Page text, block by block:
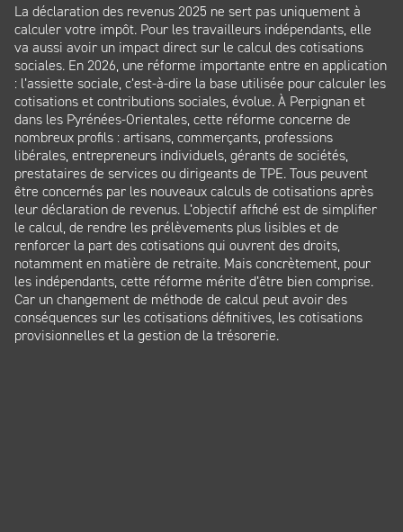
La déclaration des revenus 2025 ne sert pas uniquement à
calculer votre impôt. Pour les travailleurs indépendants, elle
va aussi avoir un impact direct sur le calcul des cotisations
sociales. En 2026, une réforme importante entre en application
: l’assiette sociale, c’est-à-dire la base utilisée pour calculer les
cotisations et contributions sociales, évolue. À Perpignan et
dans les Pyrénées-Orientales, cette réforme concerne de
nombreux profils : artisans, commerçants, professions
libérales, entrepreneurs individuels, gérants de sociétés,
prestataires de services ou dirigeants de TPE. Tous peuvent
être concernés par les nouveaux calculs de cotisations après
leur déclaration de revenus. L’objectif affiché est de simplifier
le calcul, de rendre les prélèvements plus lisibles et de
renforcer la part des cotisations qui ouvrent des droits,
notamment en matière de retraite. Mais concrètement, pour
les indépendants, cette réforme mérite d’être bien comprise.
Car un changement de méthode de calcul peut avoir des
conséquences sur les cotisations définitives, les cotisations
provisionnelles et la gestion de la trésorerie.